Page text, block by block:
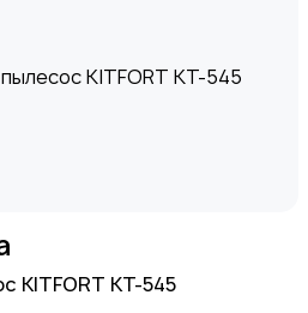
KITFORT KT-545